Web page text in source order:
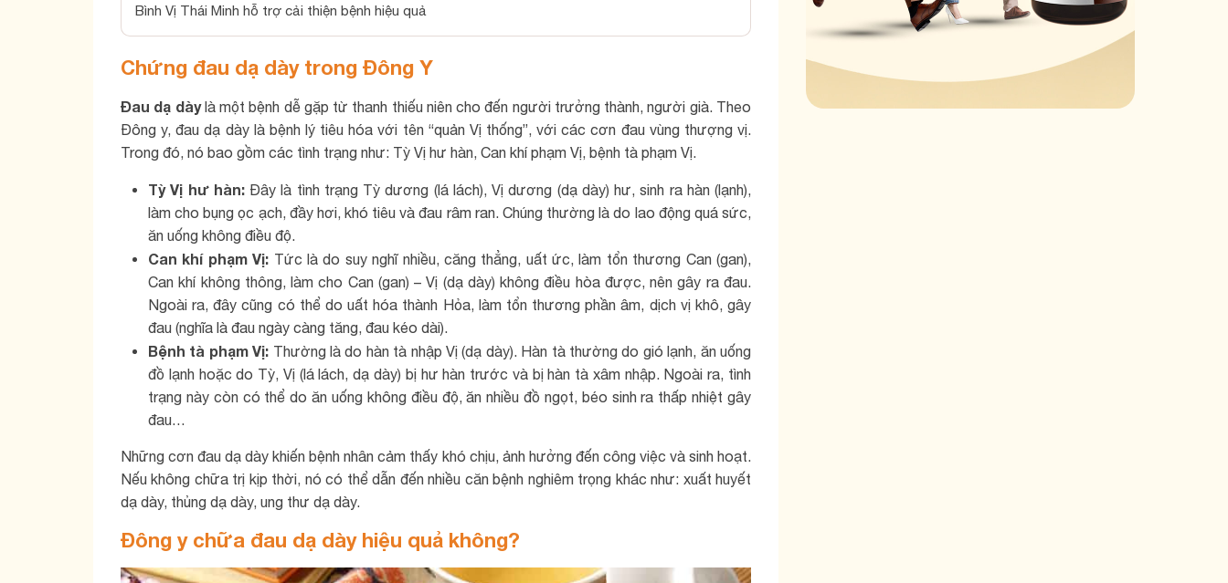
Bình Vị Thái Minh hỗ trợ cải thiện bệnh hiệu quả
Chứng đau dạ dày trong Đông Y
Đau dạ dàylà một bệnh dễ gặp từ thanh thiếu niên cho đến người trưởng thành, người già. Theo
Đông y, đau dạ dày là bệnh lý tiêu hóa với tên “quản Vị thống”, với các cơn đau vùng thượng vị.
Trong đó, nó bao gồm các tình trạng như: Tỳ Vị hư hàn, Can khí phạm Vị, bệnh tà phạm Vị.
Tỳ Vị hư hàn: Đây là tình trạng Tỳ dương (lá lách), Vị dương (dạ dày) hư, sinh ra hàn (lạnh),
làm cho bụng ọc ạch, đầy hơi, khó tiêu và đau râm ran. Chúng thường là do lao động quá sức,
ăn uống không điều độ.
Can khí phạm Vị: Tức là do suy nghĩ nhiều, căng thẳng, uất ức, làm tổn thương Can (gan),
Can khí không thông, làm cho Can (gan) – Vị (dạ dày) không điều hòa được, nên gây ra đau.
Ngoài ra, đây cũng có thể do uất hóa thành Hỏa, làm tổn thương phần âm, dịch vị khô, gây
đau (nghĩa là đau ngày càng tăng, đau kéo dài).
Bệnh tà phạm Vị: Thường là do hàn tà nhập Vị (dạ dày). Hàn tà thường do gió lạnh, ăn uống
đồ lạnh hoặc do Tỳ, Vị (lá lách, dạ dày) bị hư hàn trước và bị hàn tà xâm nhập. Ngoài ra, tình
trạng này còn có thể do ăn uống không điều độ, ăn nhiều đồ ngọt, béo sinh ra thấp nhiệt gây
đau…
Những cơn đau dạ dày khiến bệnh nhân cảm thấy khó chịu, ảnh hưởng đến công việc và sinh hoạt.
Nếu không chữa trị kịp thời, nó có thể dẫn đến nhiều căn bệnh nghiêm trọng khác như: xuất huyết
dạ dày, thủng dạ dày, ung thư dạ dày.
Đông y chữa đau dạ dày hiệu quả không?